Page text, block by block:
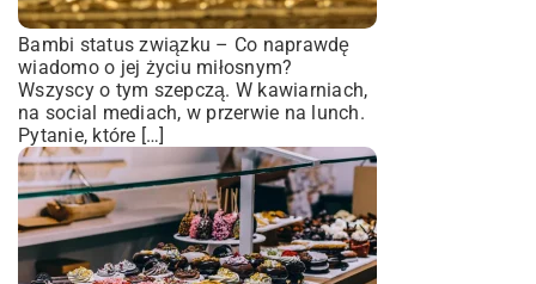
Bambi status związku – Co naprawdę
wiadomo o jej życiu miłosnym?
Wszyscy o tym szepczą. W kawiarniach,
na social mediach, w przerwie na lunch.
Pytanie, które […]